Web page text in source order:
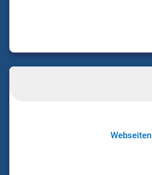
Webseiten